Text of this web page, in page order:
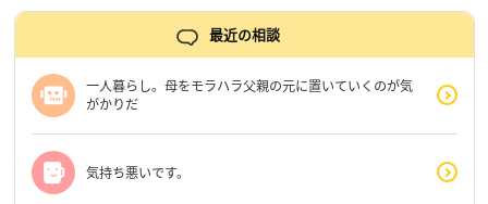
最近の相談
一人暮らし。母をモラハラ父親の元に置いていくのが気
がかりだ
気持ち悪いです。